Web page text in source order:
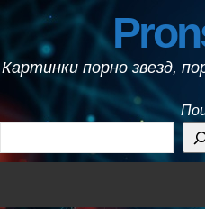
Картинки порно звезд,